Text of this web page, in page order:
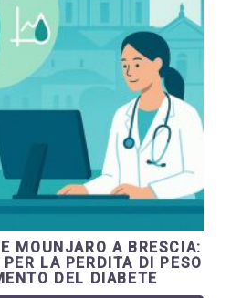
MOUNJARO A BRESCIA:
LA PERDITA DI PESO
DEL DIABETE